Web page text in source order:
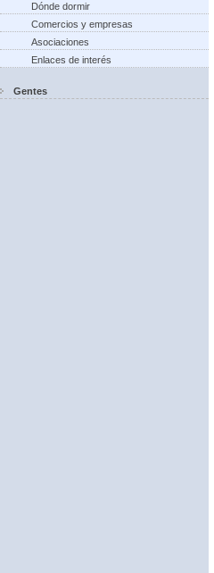
Dónde dormir
Comercios y empresas
Asociaciones
Enlaces de interés
Gentes